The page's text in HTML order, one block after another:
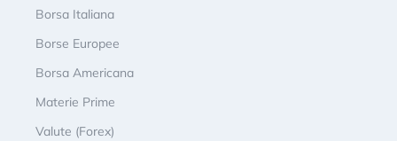
Borsa Italiana
Borse Europee
Borsa Americana
Materie Prime
Valute (Forex)